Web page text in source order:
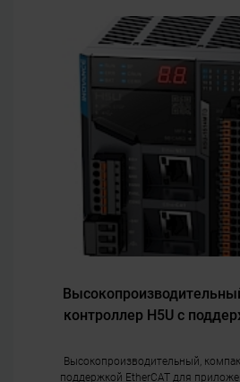
контроллер H5U с
Высокопроизводительный,
поддержкой EtherCAT для